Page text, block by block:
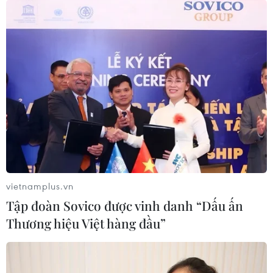
08/08/2026 04:00
chuyển hơn 210kg vật liệu nổ
08/08/2026 01:59
Cần Thơ: Khởi tố 19 bị can trong vụ
dàn cảnh cướp giật tại Tân Huê Viên
08/08/2026 01:33
TP Hồ Chí Minh: Bắt khẩn cấp bảo
mẫu có hành vi bạo hành trẻ tại
vietnamplus.vn
Tập đoàn Sovico được vinh danh “Dấu ấn
Thương hiệu Việt hàng đầu”